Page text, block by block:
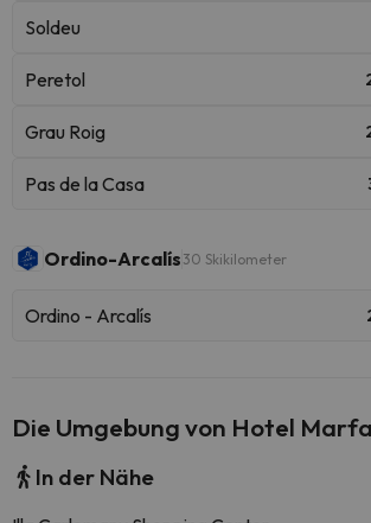
Soldeu
Peretol
Grau Roig
Pas de la Casa
Ordino-Arcalís 30 Skikilometer
Ordino - Arcalís
Die Umgebung von Hotel
In der Nähe